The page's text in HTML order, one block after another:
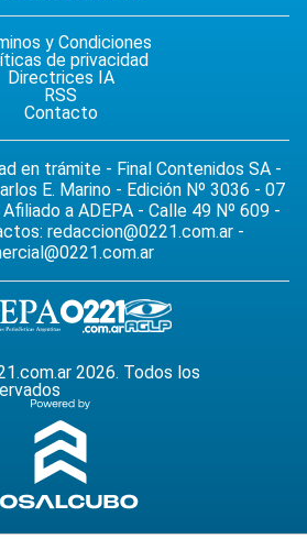
y Condiciones
de privacidad
Directrices IA
RSS
Contacto
en trámite - Final Contenidos SA -
E. Marino - Edición Nº 3036 - 07
a ADEPA - Calle 49 Nº 609 -
redaccion@0221.com.ar -
2026. Todos los